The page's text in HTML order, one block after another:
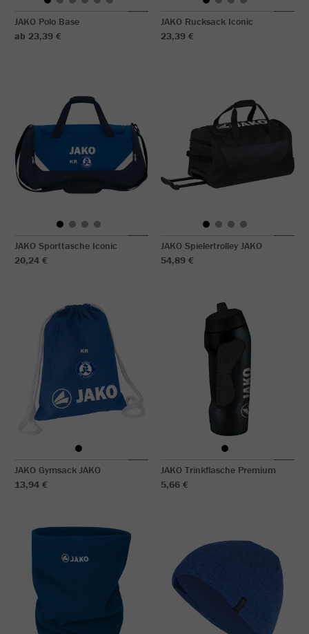
JAKO Polo Base
ab 23,39 €
JAKO Rucksack Iconic
23,39 €
JAKO Sporttasche Iconic
20,24 €
JAKO Spielertrolley JAKO
54,89 €
JAKO Gymsack JAKO
13,94 €
JAKO Trinkflasche Premium
5,66 €